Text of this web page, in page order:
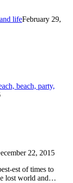
lifeFebruary 29,
beach, party,
22, 2015
est of times to
lost world and…